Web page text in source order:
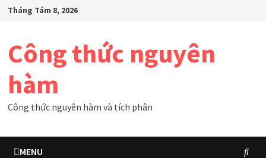
SkipTháng Tám 8, 2026
Công thức nguyên
hàm
Công thức nguyên hàm và tích phân
MENU